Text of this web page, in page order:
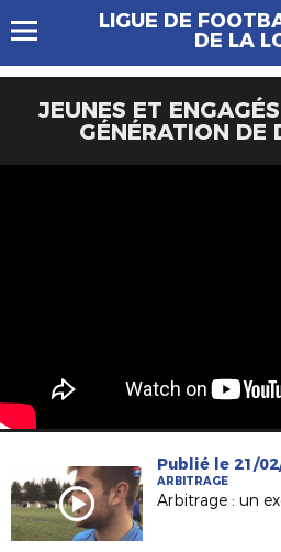
LIGUE DE
DE LA
JEUNES ET
GÉNÉRATION DE
Publié le 21/
ARBITRAGE